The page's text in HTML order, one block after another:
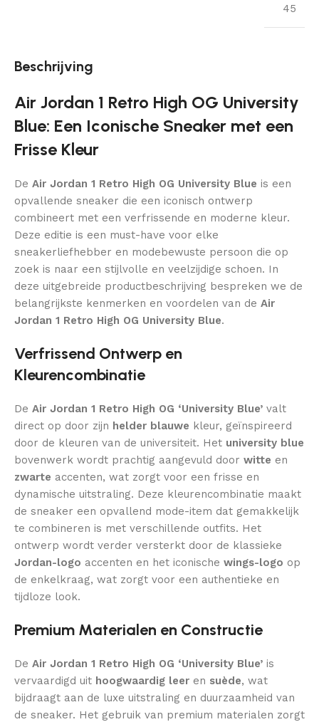
45
Beschrijving
Air Jordan 1 Retro High OG University
Blue: Een Iconische Sneaker met een
Frisse Kleur
De Air Jordan 1 Retro High OG University Blue is een
opvallende sneaker die een iconisch ontwerp
combineert met een verfrissende en moderne kleur.
Deze editie is een must-have voor elke
sneakerliefhebber en modebewuste persoon die op
zoek is naar een stijlvolle en veelzijdige schoen. In
deze uitgebreide productbeschrijving bespreken we de
belangrijkste kenmerken en voordelen van de Air
Jordan 1 Retro High OG University Blue.
Verfrissend Ontwerp en
Kleurencombinatie
De Air Jordan 1 Retro High OG ‘University Blue’ valt
direct op door zijn helder blauwe kleur, geïnspireerd
door de kleuren van de universiteit. Het university blue
bovenwerk wordt prachtig aangevuld door witte en
zwarte accenten, wat zorgt voor een frisse en
dynamische uitstraling. Deze kleurencombinatie maakt
de sneaker een opvallend mode-item dat gemakkelijk
te combineren is met verschillende outfits. Het
ontwerp wordt verder versterkt door de klassieke
Jordan-logo accenten en het iconische wings-logo op
de enkelkraag, wat zorgt voor een authentieke en
tijdloze look.
Premium Materialen en Constructie
De Air Jordan 1 Retro High OG ‘University Blue’ is
vervaardigd uit hoogwaardig leer en suède, wat
bijdraagt aan de luxe uitstraling en duurzaamheid van
de sneaker. Het gebruik van premium materialen zorgt